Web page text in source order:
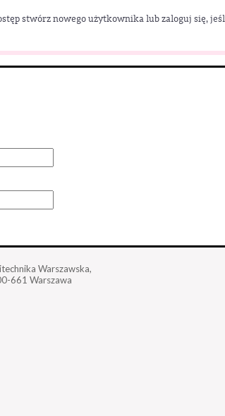
stwórz nowego użytkownika lub zaloguj się,
Warszawska,
661 Warszawa